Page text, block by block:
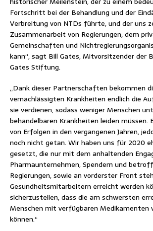
Fortschritt bei der Behandlung und der
Verbreitung von NTDs führte, und der uns
Zusammenarbeit von Regierungen, dem
Gemeinschaften und
kann“, sagt Bill Gates, Mitvorsitzender der
Gates Stiftung.
„Dank dieser Partnerschaften bekommen
vernachlässigten Krankheiten endlich die
sie verdienen, sodass weniger Menschen
behandelbaren Krankheiten leiden müssen.
von Erfolgen in den vergangenen Jahren,
noch nicht getan. Wir haben uns für 2020
gesetzt, die nur mit dem anhaltenden
Pharmaunternehmen, Spendern und
Regierungen, sowie an vorderster Front
Gesundheitsmitarbeitern erreicht werden
sicherzustellen, dass die am schwersten
Menschen mit verfügbaren Medikamenten
können.“